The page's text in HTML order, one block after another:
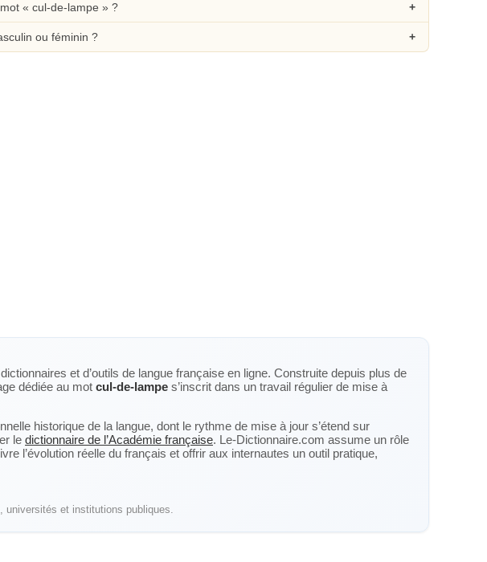
« cul-de-lampe » ?
ou féminin ?
et d’outils de langue française en ligne. Construite depuis plus de
dédiée au mot cul-de-lampe s’inscrit dans un travail régulier de mise à
historique de la langue, dont le rythme de mise à jour s’étend sur
le dictionnaire de l’Académie française. Le-Dictionnaire.com assume un rôle
l’évolution réelle du français et offrir aux internautes un outil pratique,
universités et institutions publiques.